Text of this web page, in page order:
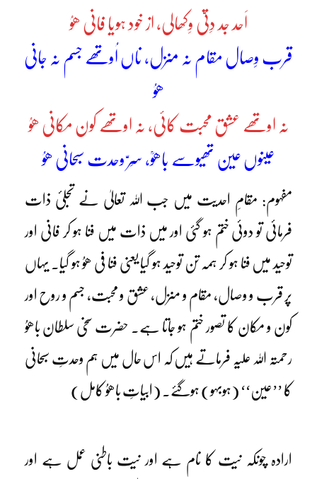
اَحد جد دِتیّ وِکھالی، از خود ہویا فانی ھوُ
قرب وِصال مقام نہ منزل، ناں اُوتھے جسم نہ جانی
ھوُ
نہ اوتھے عشق محبت کائی، نہ اوتھے کون مکانی ھوُ
عینوں عین تھیوسے باھوؒ، سِرّ وحدت سبحانی ھوُ
مفہوم: مقامِ احدیت میں جب اللہ تعالیٰ نے تجلیٔ ذات
فرمائی تو دوئی ختم ہو گئی اور میں ذات میں فنا ہو کر فانی اور
توحید میں فنا ہو کر ہمہ تن توحید ہو گیا یعنی فنا فی ھوُ ہو گیا۔ یہاں
پر قرب و وصال، مقام و منزل، عشق و محبت، جسم و روح اور
کون و مکان کا تصور ختم ہو جاتا ہے۔ حضرت سخی سلطان باھوُ
رحمتہ اللہ علیہ فرماتے ہیں کہ اس حال میں ہم وحدتِ سبحانی
کا ’’عین‘‘ (ہوبہو) ہوگئے۔ (ابیاتِ باھوُ کامل)
ارادہ چونکہ نیت کا نام ہے اور نیت باطنی عمل ہے اور